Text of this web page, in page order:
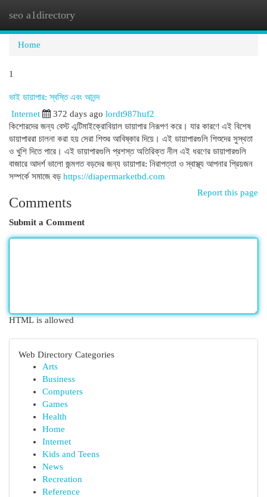
seo a1directory
Home
1
ভাই ডায়াপার: স্বস্তি এবং আনন্দ
Internet 372 days ago lordt987huf2
কিশোরদের জন্য বেস্ট এন্টিমাইক্রোবিয়াল ডায়াপার নিরূপণ করে। যার কারণে এই বিশেষ
ডায়াপাররা চালনা করা হয় সেরা শিশুর আবিষ্কার দিয়ে। এই ডায়াপারগুলি শিশুদের সুস্থতা
ও খুশি দিতে পারে। এই ডায়াপারগুলি প্রশস্ত অতিরিক্ত নীল এই ধরণের ডায়াপারগুলি
বাজারে আদর্শ ভালো জন্মগত বড়দের জন্য ডায়াপার: নিরাপত্তা ও স্বাস্থ্য আপনার প্রিয়জন
সম্পর্কে সমাজে বড় https://diapermarketbd.com
Report this page
Comments
Submit a Comment
HTML is allowed
Web Directory Categories
Arts
Business
Computers
Games
Health
Home
Internet
Kids and Teens
News
Recreation
Reference